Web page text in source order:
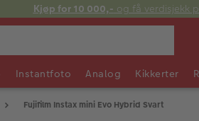
Kjøp for 10 000,- og få verdisjekk
Instantfoto Analog Kikkerter
Fujifilm Instax mini Evo Hybrid Svart